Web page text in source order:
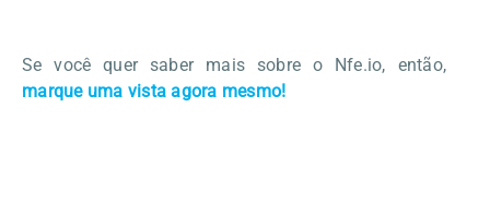
Se você quer saber mais sobre o Nfe.io, então,
marque uma vista agora mesmo!